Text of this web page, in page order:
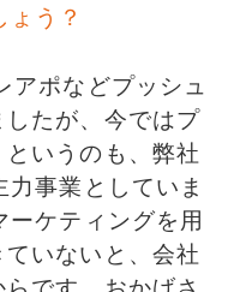
う？
アポなどプッシュ
たが、今ではプ
いうのも、弊社
事業としていま
ケティングを用
いないと、会社